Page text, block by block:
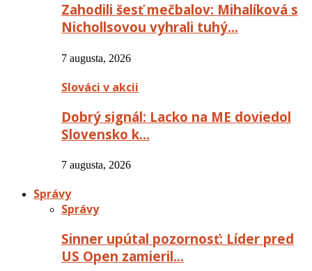
Zahodili šesť mečbalov: Mihalíková s
Nichollsovou vyhrali tuhý…
7 augusta, 2026
Slováci v akcii
Dobrý signál: Lacko na ME doviedol
Slovensko k…
7 augusta, 2026
Správy
Správy
Sinner upútal pozornosť: Líder pred
US Open zamieril…